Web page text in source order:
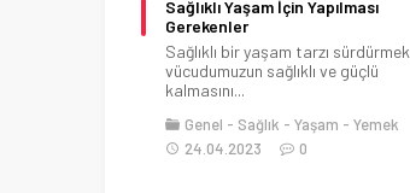
Sağlıklı Yaşam İçin Yapılması
Gerekenler
Sağlıklı bir yaşam tarzı sürdürmek
vücudumuzun sağlıklı ve güçlü
kalmasını...
Genel Sağlık Yaşam
Yemek
24.04.2023
0